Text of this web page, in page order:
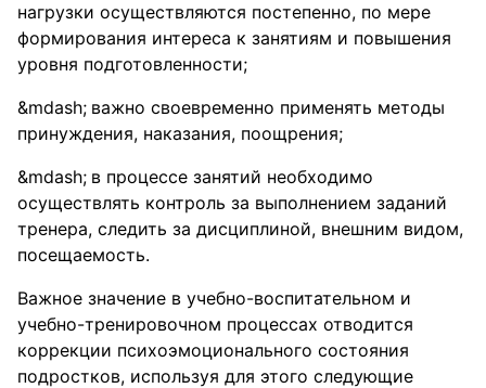
нагрузки осуществляются постепенно, по мере
формирования интереса к занятиям и повышения
уровня подготовленности;
важно своевременно применять методы
принуждения, наказания, поощрения;
в процессе занятий необходимо
осуществлять контроль за выполнением заданий
тренера, следить за дисциплиной, внешним видом,
посещаемость.
Важное значение в учебно-воспитательном и
учебно-тренировочном процессах отводится
коррекции психоэмоционального состояния
подростков, используя для этого следующие